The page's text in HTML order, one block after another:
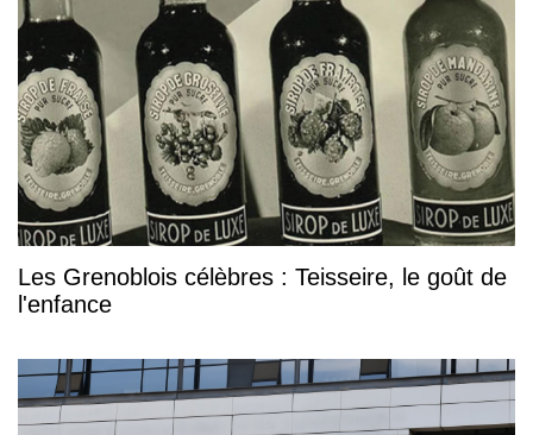
Les Grenoblois célèbres : Teisseire, le goût de
l'enfance